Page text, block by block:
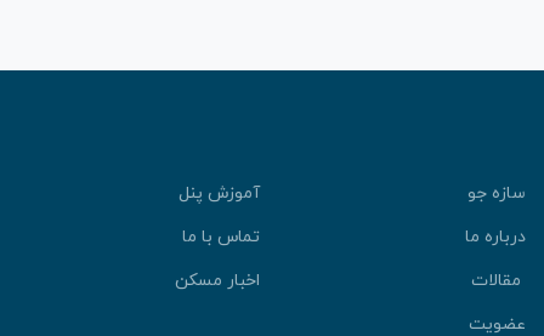
سازه جو
آموزش پنل
درباره ما
تماس با ما
مقالات
اخبار مسکن
عضویت